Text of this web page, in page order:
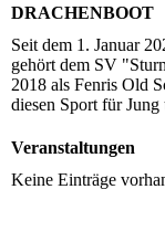
DRACHENBOOT
Seit dem 1. Januar
gehört dem SV
2018 als Fenris Old
diesen Sport für
Veranstaltungen
Keine Einträge